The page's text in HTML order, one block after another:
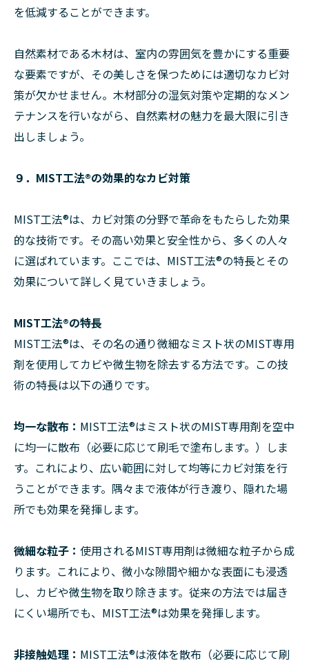
を低減することができます。
自然素材である木材は、室内の雰囲気を豊かにする重要
な要素ですが、その美しさを保つためには適切なカビ対
策が欠かせません。木材部分の湿気対策や定期的なメン
テナンスを行いながら、自然素材の魅力を最大限に引き
出しましょう。
９．MIST工法®︎の効果的なカビ対策
MIST工法®︎は、カビ対策の分野で革命をもたらした効果
的な技術です。その高い効果と安全性から、多くの人々
に選ばれています。ここでは、MIST工法®︎の特長とその
効果について詳しく見ていきましょう。
MIST工法®︎の特長
MIST工法®︎は、その名の通り微細なミスト状のMIST専用
剤を使用してカビや微生物を除去する方法です。この技
術の特長は以下の通りです。
均一な散布： MIST工法®︎はミスト状のMIST専用剤を空中
に均一に散布（必要に応じて刷毛で塗布します。）しま
す。これにより、広い範囲に対して均等にカビ対策を行
うことができます。隅々まで液体が行き渡り、隠れた場
所でも効果を発揮します。
微細な粒子： 使用されるMIST専用剤は微細な粒子から成
ります。これにより、微小な隙間や細かな表面にも浸透
し、カビや微生物を取り除きます。従来の方法では届き
にくい場所でも、MIST工法®︎は効果を発揮します。
非接触処理： MIST工法®︎は液体を散布（必要に応じて刷